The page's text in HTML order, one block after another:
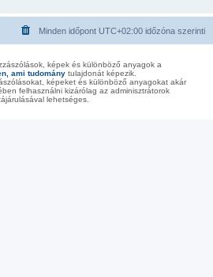
Minden időpont UTC+02:00 időzóna szerinti
képek és különböző anyagok a
ami tudománytulajdonát képezik.
képeket és különböző anyagokat akár
felhasználni kizárólag az adminisztrátorok
lehetséges.